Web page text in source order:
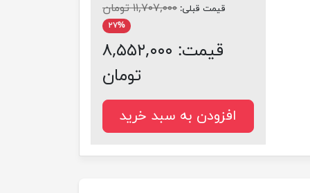
قیمت قبلی: ۱۱,۷۰۷,۰۰۰ تومان
۲۷%
قیمت: ۸,۵۵۲,۰۰۰
تومان
افزودن به سبد خرید